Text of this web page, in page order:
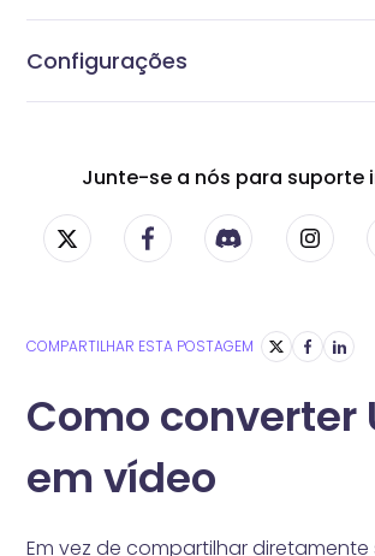
Configurações
Junte-se a nós para suporte
COMPARTILHAR ESTA POSTAGEM
Como converter
em vídeo
Em vez de compartilhar diretamente